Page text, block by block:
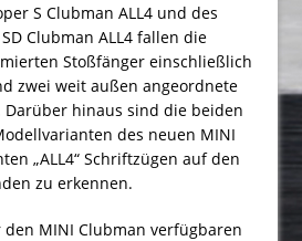
S Clubman ALL4 und des
Clubman ALL4 fallen die
Stoßfänger einschließlich
zwei weit außen angeordnete
Darüber hinaus sind die beiden
des neuen MINI
„ALL4“ Schriftzügen auf den
zu erkennen.
MINI Clubman verfügbaren